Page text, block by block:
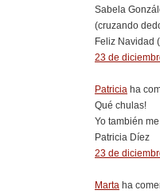
Sabela
(cruzando
Feliz Navidad
23 de
Patricia ha
Qué chulas!
Yo también
Patricia Díez
23 de
Marta ha